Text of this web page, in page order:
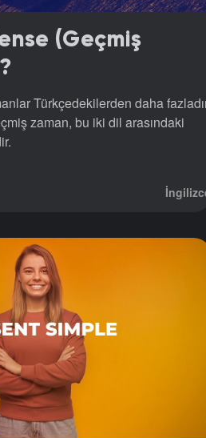
(Geçmiş
Türkçedekilerden daha
zaman, bu iki dil arasındaki